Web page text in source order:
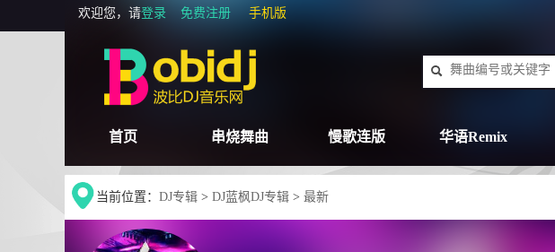
欢迎您，请登录 免费注册 手机版
首页 串烧舞曲 慢歌连版 华语Remix
当前位置： DJ专辑 > DJ蓝枫DJ专辑 > 最新